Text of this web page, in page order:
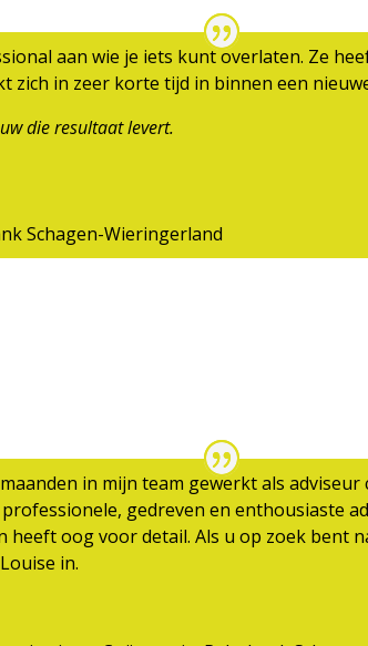
aan wie je iets kunt overlaten. Ze
zich in zeer korte tijd in binnen een
die resultaat levert.
Schagen-Wieringerland
in mijn team gewerkt als
gedreven en enthousiaste
heeft oog voor detail. Als u op zoek bent
in.